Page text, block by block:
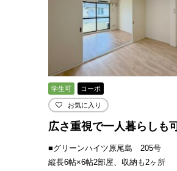
学生可 コーポ
お気に入り
広さ重視で一人暮らしも
■グリーンハイツ原尾島 205号
縦長6帖×6帖2部屋、収納も2ヶ所